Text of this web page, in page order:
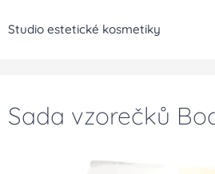
Studio estetické kosmetiky
Sada vzorečků